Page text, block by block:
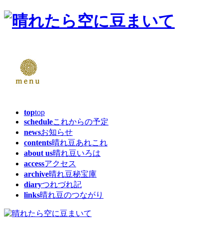
toptop
scheduleこれからの予定
newsお知らせ
contents晴れ豆あれこれ
about us晴れ豆いろは
accessアクセス
archive晴れ豆秘宝庫
diaryつれづれ記
links晴れ豆のつながり